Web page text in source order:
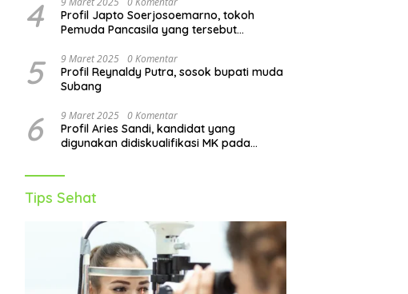
4
Profil Japto Soerjosoemarno, tokoh
Pemuda Pancasila yang tersebut
5 9 Maret 2025 0 Komentar
Profil Reynaldy Putra, sosok bupati muda
Subang
6 9 Maret 2025 0 Komentar
Profil Aries Sandi, kandidat yang
digunakan didiskualifikasi MK pada
Tips Sehat